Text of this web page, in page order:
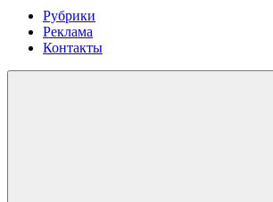
Рубрики
Реклама
Контакты